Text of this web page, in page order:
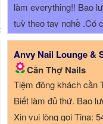
làm everything!! Bao
tuỳ theo tay nghề .Có
bằng West ...
Anvy Nail Lounge &
Cần Thợ Nails
Tiệm đông khách cần
Biết làm đủ thứ. Bao
Xin vui lòng gọi Tina: